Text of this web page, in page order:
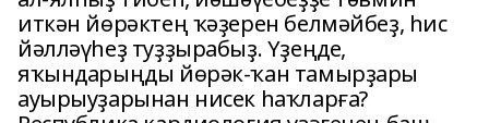
иткән йөрәктең ҡәҙерен белмәйбеҙ, һис
йәлләүһеҙ туҙҙырабыҙ. Үҙеңде,
яҡындарыңды йөрәк-ҡан тамырҙары
ауырыуҙарынан нисек һаҡларға?